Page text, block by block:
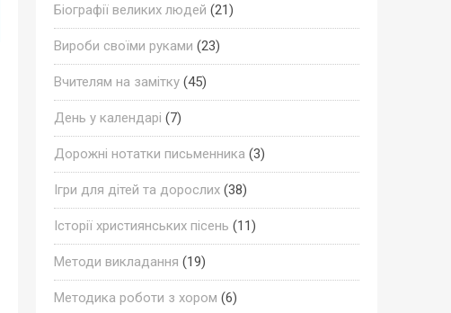
Біографії великих людей (21)
Вироби своїми руками (23)
Вчителям на замітку(45)
День у календарі (7)
Дорожні нотатки письменника (3)
Ігри для дітей та дорослих(38)
Історії християнських пісень (11)
Методи викладання (19)
Методика роботи з хором (6)